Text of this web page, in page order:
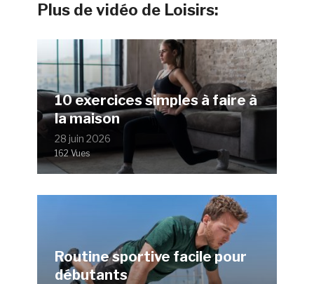
Plus de vidéo de Loisirs:
10 exercices simples à faire à
la maison
28 juin 2026
162 Vues
Routine sportive facile pour
débutants